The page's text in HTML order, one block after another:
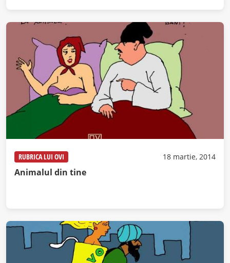
RUBRICA LUI OVI 18 martie, 2014
Animalul din tine